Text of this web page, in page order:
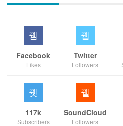
Facebook
Likes
Twitter
Followers
117k
Subscribers
SoundCloud
Followers